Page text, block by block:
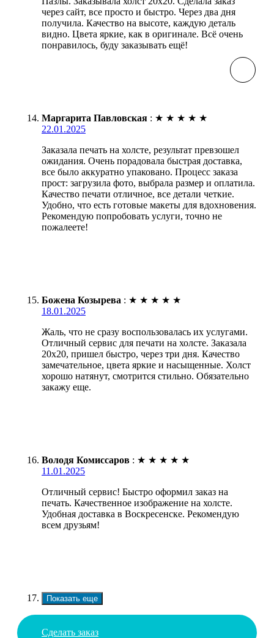
через сайт, все просто и быстро. Через два дня
получила. Качество на высоте, каждую деталь
видно. Цвета яркие, как в оригинале. Всё очень
понравилось, буду заказывать ещё!
Маргарита Павловская : ★ ★ ★ ★ ★
22.01.2025
Заказала печать на холсте, результат превзошел
ожидания. Очень порадовала быстрая доставка,
все было аккуратно упаковано. Процесс заказа
прост: загрузила фото, выбрала размер и оплатила.
Качество печати отличное, все детали четкие.
Удобно, что есть готовые макеты для вдохновения.
Рекомендую попробовать услуги, точно не
пожалеете!
Божена Козырева : ★ ★ ★ ★ ★
18.01.2025
Жаль, что не сразу воспользовалась их услугами.
Отличный сервис для печати на холсте. Заказала
20х20, пришел быстро, через три дня. Качество
замечательное, цвета яркие и насыщенные. Холст
хорошо натянут, смотрится стильно. Обязательно
закажу еще.
Володя Комиссаров : ★ ★ ★ ★ ★
11.01.2025
Отличный сервис! Быстро оформил заказ на
печать. Качественное изображение на холсте.
Удобная доставка в Воскресенске. Рекомендую
всем друзьям!
Показать еще
Сделать заказ